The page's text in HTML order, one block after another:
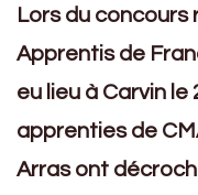
Lors du concours
Apprentis de
eu lieu à Carvin le
apprenties de
Arras ont